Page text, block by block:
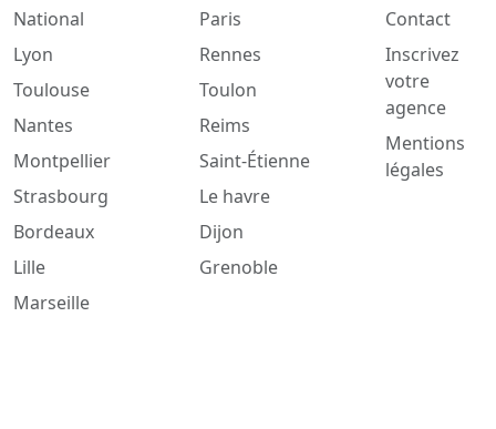
National
Lyon
Toulouse
Nantes
Montpellier
Strasbourg
Bordeaux
Lille
Marseille
Paris
Rennes
Toulon
Reims
Saint-Étienne
Le havre
Dijon
Grenoble
Contact
Inscrivez
votre
agence
Mentions
légales